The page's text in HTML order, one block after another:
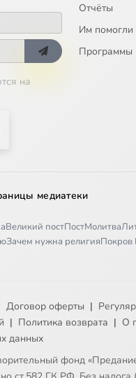
на
Отчёты
Им помогли
Программы
медиатеки
Великий постПостМолитва
Зачем нужна религияПокров
Договор оферты |
| Политика возврата | О
данных
фонд